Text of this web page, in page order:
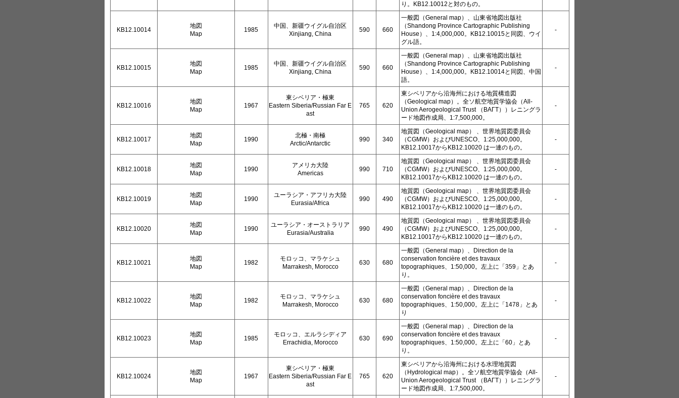
り。KB12.10012と対のもの。
KB12.10014
地図
Map
1985
中国、新疆ウイグル自治区
Xinjiang, China
590 660
一般図（General map）、山東省地図出版社
（Shandong Province Cartographic Publishing
House）、1:4,000,000。KB12.10015と同図、ウイ
グル語。
-
KB12.10015
地図
Map
1985
中国、新疆ウイグル自治区
Xinjiang, China
590 660
一般図（General map）、山東省地図出版社
（Shandong Province Cartographic Publishing
House）、1:4,000,000。KB12.10014と同図、中国
語。
-
KB12.10016
地図
Map
1967
東シベリア・極東
Eastern Siberia/Russian Far E
ast
765 620
東シベリアから沿海州における地質構造図
（Geological map）。全ソ航空地質学協会（All-
Union Aerogeological Trust （ВАГТ））レニングラ
ード地図作成局、1:7,500,000。
-
KB12.10017
地図
Map
1990
北極・南極
Arctic/Antarctic
990 340
地質図（Geological map） 、世界地質図委員会
（CGMW）およびUNESCO、1:25,000,000。
KB12.10017からKB12.10020 は一連のもの。
-
KB12.10018
地図
Map
1990
アメリカ大陸
Americas
990 710
地質図（Geological map） 、世界地質図委員会
（CGMW）およびUNESCO、1:25,000,000。
KB12.10017からKB12.10020 は一連のもの。
-
KB12.10019
地図
Map
1990
ユーラシア・アフリカ大陸
Eurasia/Africa
990 490
地質図（Geological map） 、世界地質図委員会
（CGMW）およびUNESCO、1:25,000,000。
KB12.10017からKB12.10020 は一連のもの。
-
KB12.10020
地図
Map
1990
ユーラシア・オーストラリア
Eurasia/Australia
990 490
地質図（Geological map） 、世界地質図委員会
（CGMW）およびUNESCO、1:25,000,000。
KB12.10017からKB12.10020 は一連のもの。
-
KB12.10021
地図
Map
1982
モロッコ、マラケシュ
Marrakesh, Morocco
630 680
一般図（General map）、Direction de la
conservation foncière et des travaux
topographiques、1:50,000。左上に「359」とあ
り。
-
KB12.10022
地図
Map
1982
モロッコ、マラケシュ
Marrakesh, Morocco
630 680
一般図（General map）、Direction de la
conservation foncière et des travaux
topographiques、1:50,000。左上に「1478」とあ
り
-
KB12.10023
地図
Map
1985
モロッコ、エルラシディア
Errachidia, Morocco
630 690
一般図（General map）、Direction de la
conservation foncière et des travaux
topographiques、1:50,000。左上に「60」とあ
り。
-
KB12.10024
地図
Map
1967
東シベリア・極東
Eastern Siberia/Russian Far E
ast
765 620
東シベリアから沿海州における水理地質図
（Hydrological map）。全ソ航空地質学協会（All-
Union Aerogeological Trust （ВАГТ））レニングラ
ード地図作成局、1:7,500,000。
-